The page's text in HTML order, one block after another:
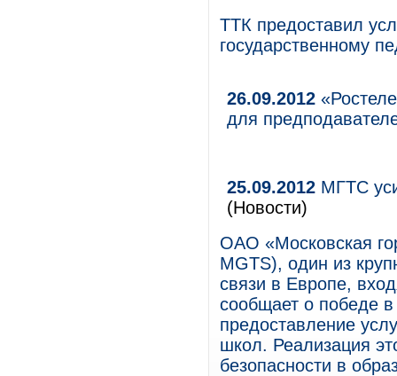
ТТК предоставил
государственному
26.09.2012
для
25.09.2012 МГТС
(Новости)
ОАО «Московская
MGTS), один из
связи в Европе,
сообщает о победе в
предоставление
школ. Реализация
безопасности в